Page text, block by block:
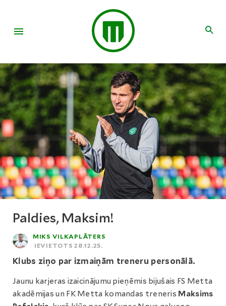
Paldies, Maksim!
MIKS VILKAPLĀTERS
IEVIETOTS 28.12.25.
Klubs ziņo par izmaiņām treneru personālā.
Jaunu karjeras izaicinājumu pieņēmis bijušais FS Metta
akadēmijas un FK Metta komandas treneris Maksims